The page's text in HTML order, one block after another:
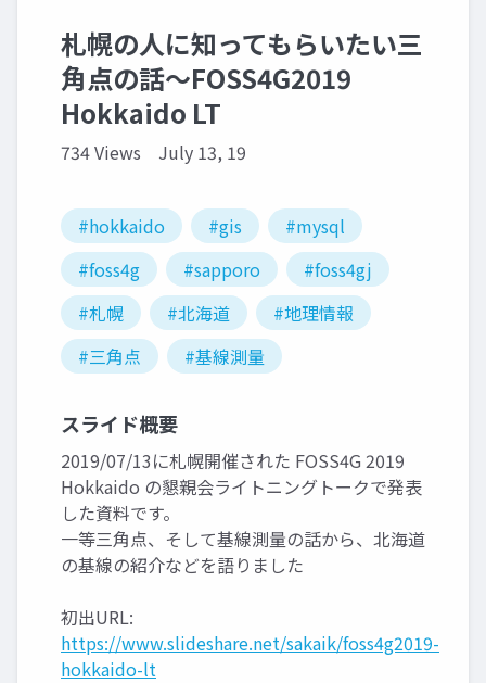
札幌の人に知ってもらいたい三
角点の話～FOSS4G2019
Hokkaido LT
734 Views July 13, 19
#hokkaido #gis
#mysql
#foss4g
#sapporo
#foss4gj
#札幌
#北海道
#地理情報
#三角点
#基線測量
スライド概要
2019/07/13に札幌開催された FOSS4G 2019
Hokkaido の懇親会ライトニングトークで発表
した資料です。
一等三角点、そして基線測量の話から、北海道
の基線の紹介などを語りました
初出URL:
https://www.slideshare.net/sakaik/foss4g2019-
hokkaido-lt